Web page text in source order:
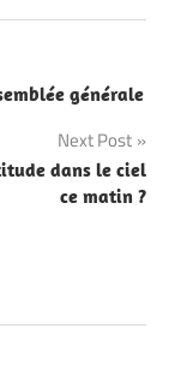
générale
Next Post
dans le ciel
ce matin ?